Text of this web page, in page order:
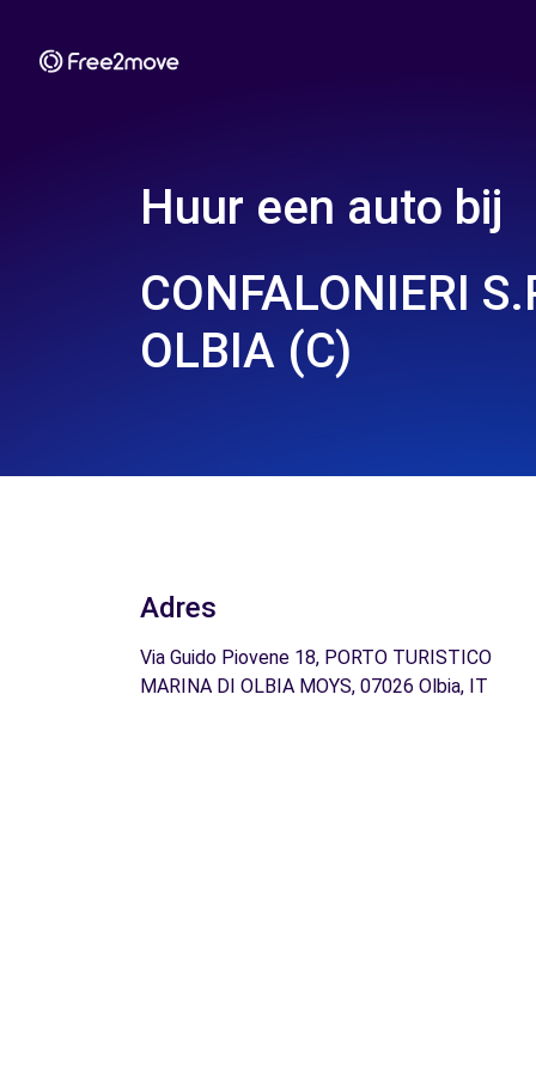
Huur een auto bij
CONFALONIERI
OLBIA (C)
Adres
Via Guido Piovene 18, PORTO TURISTICO
MARINA DI OLBIA MOYS, 07026 Olbia, IT